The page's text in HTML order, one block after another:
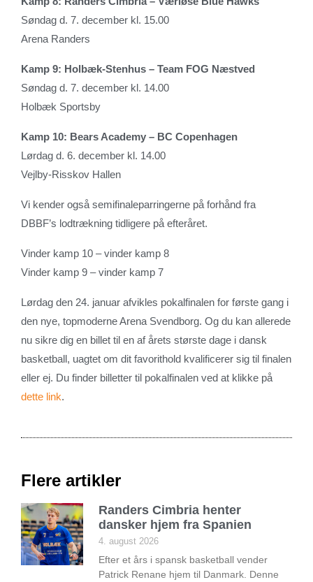
Søndag d. 7. december kl. 15.00
Arena Randers
Kamp 9: Holbæk-Stenhus – Team FOG Næstved
Søndag d. 7. december kl. 14.00
Holbæk Sportsby
Kamp 10: Bears Academy – BC Copenhagen
Lørdag d. 6. december kl. 14.00
Vejlby-Risskov Hallen
Vi kender også semifinaleparringerne på forhånd fra
DBBF’s lodtrækning tidligere på efteråret.
Vinder kamp 10 – vinder kamp 8
Vinder kamp 9 – vinder kamp 7
Lørdag den 24. januar afvikles pokalfinalen for første gang i
den nye, topmoderne Arena Svendborg. Og du kan allerede
nu sikre dig en billet til en af årets største dage i dansk
basketball, uagtet om dit favorithold kvalificerer sig til finalen
eller ej. Du finder billetter til pokalfinalen ved at klikke på
dette link.
Flere artikler
Randers Cimbria henter
dansker hjem fra Spanien
4. august 2026
Efter et års i spansk basketball vender
Patrick Renane hjem til Danmark. Denne